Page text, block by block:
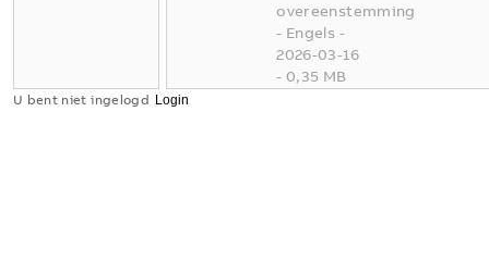
overeenstemming
- Engels -
2026-03-16
- 0,35 MB
U bent niet ingelogd